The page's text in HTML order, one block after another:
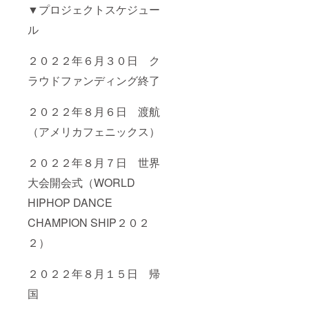
▼プロジェクトスケジュー
ル
２０２２年６月３０日 ク
ラウドファンディング終了
２０２２年８月６日 渡航
（アメリカフェニックス）
２０２２年８月７日 世界
大会開会式（WORLD
HIPHOP DANCE
CHAMPION SHIP２０２
２）
２０２２年８月１５日 帰
国